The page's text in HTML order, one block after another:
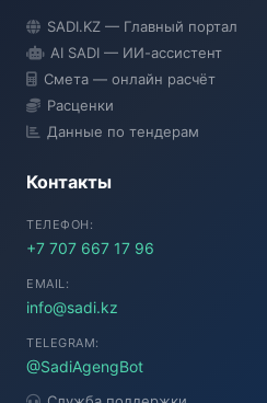
SADI.KZ — Главный портал
AI SADI — ИИ-ассистент
Смета — онлайн расчёт
Расценки
Данные по тендерам
Контакты
ТЕЛЕФОН:
+7 707 667 17 96
EMAIL:
info@sadi.kz
TELEGRAM:
@SadiAgengBot
● Подключение...